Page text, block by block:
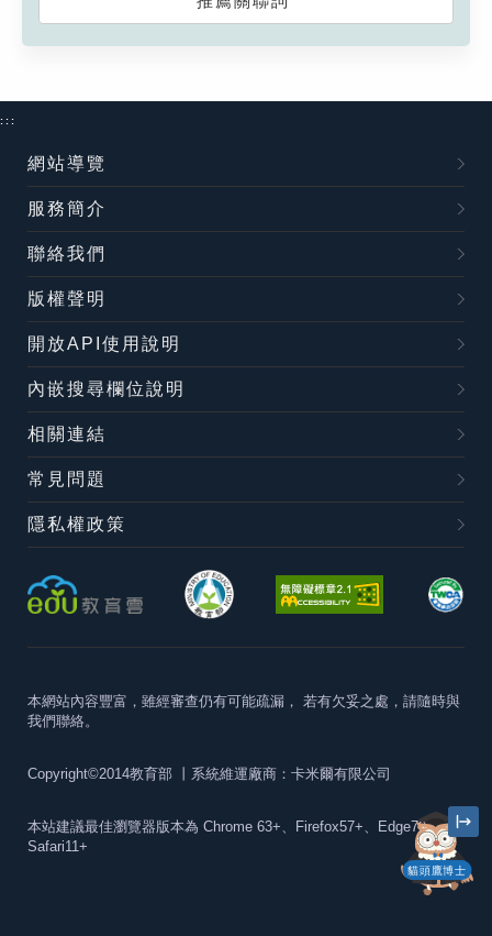
貓頭鷹博士
:::
網站導覽
服務簡介
聯絡我們
版權聲明
開放API使用說明
內嵌搜尋欄位說明
相關連結
常見問題
隱私權政策
本網站內容豐富，雖經審查仍有可能疏漏， 若有欠妥之處，請隨時與
我們聯絡。
Copyright©2014教育部 丨系統維運廠商：卡米爾有限公司
本站建議最佳瀏覽器版本為 Chrome 63+、Firefox57+、Edge79+及
Safari11+